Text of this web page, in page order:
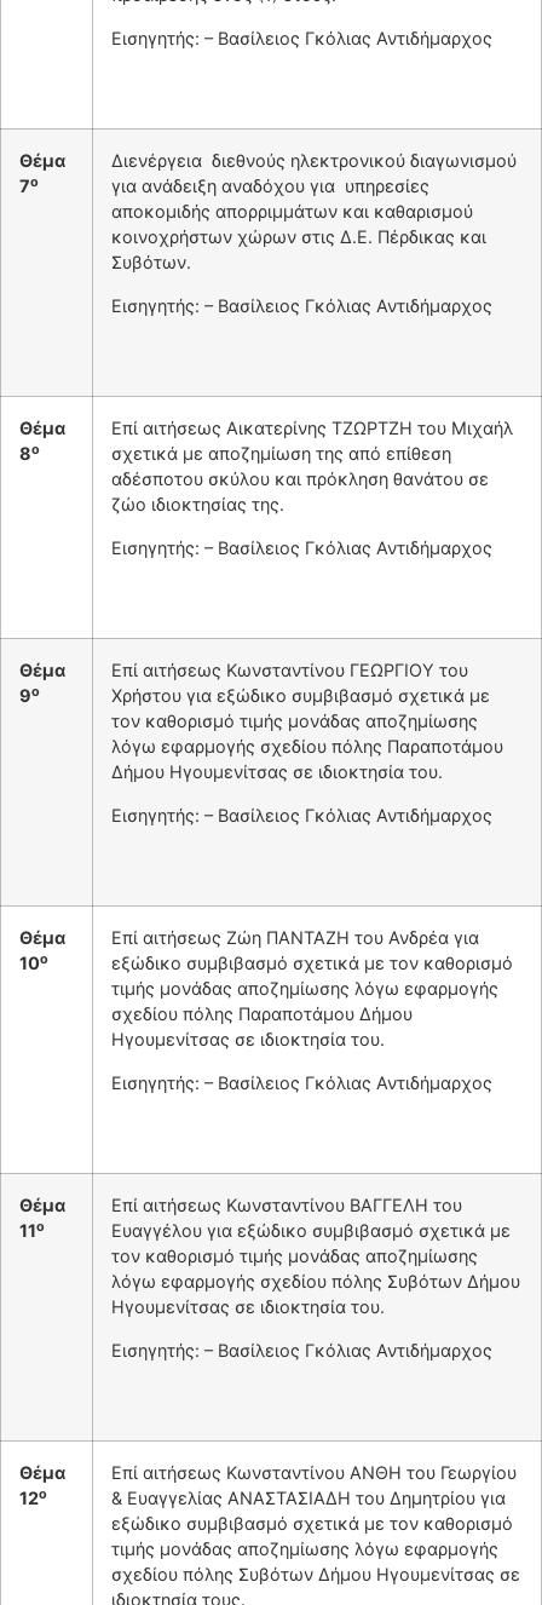
Εισηγητής: – Βασίλειος Γκόλιας Αντιδήμαρχος
Θέμα
7ο
Διενέργεια διεθνούς ηλεκτρονικού διαγωνισμού
για ανάδειξη αναδόχου για υπηρεσίες
αποκομιδής απορριμμάτων και καθαρισμού
κοινοχρήστων χώρων στις Δ.Ε. Πέρδικας και
Συβότων.
Εισηγητής: – Βασίλειος Γκόλιας Αντιδήμαρχος
Θέμα
8ο
Επί αιτήσεως Αικατερίνης ΤΖΩΡΤΖΗ του Μιχαήλ
σχετικά με αποζημίωση της από επίθεση
αδέσποτου σκύλου και πρόκληση θανάτου σε
ζώο ιδιοκτησίας της.
Εισηγητής: – Βασίλειος Γκόλιας Αντιδήμαρχος
Θέμα
9ο
Επί αιτήσεως Κωνσταντίνου ΓΕΩΡΓΙΟΥ του
Χρήστου για εξώδικο συμβιβασμό σχετικά με
τον καθορισμό τιμής μονάδας αποζημίωσης
λόγω εφαρμογής σχεδίου πόλης Παραποτάμου
Δήμου Ηγουμενίτσας σε ιδιοκτησία του.
Εισηγητής: – Βασίλειος Γκόλιας Αντιδήμαρχος
Θέμα
10ο
Επί αιτήσεως Ζώη ΠΑΝΤΑΖΗ του Ανδρέα για
εξώδικο συμβιβασμό σχετικά με τον καθορισμό
τιμής μονάδας αποζημίωσης λόγω εφαρμογής
σχεδίου πόλης Παραποτάμου Δήμου
Ηγουμενίτσας σε ιδιοκτησία του.
Εισηγητής: – Βασίλειος Γκόλιας Αντιδήμαρχος
Θέμα
11ο
Επί αιτήσεως Κωνσταντίνου ΒΑΓΓΕΛΗ του
Ευαγγέλου για εξώδικο συμβιβασμό σχετικά με
τον καθορισμό τιμής μονάδας αποζημίωσης
λόγω εφαρμογής σχεδίου πόλης Συβότων Δήμου
Ηγουμενίτσας σε ιδιοκτησία του.
Εισηγητής: – Βασίλειος Γκόλιας Αντιδήμαρχος
Θέμα
12ο
Επί αιτήσεως Κωνσταντίνου ΑΝΘΗ του Γεωργίου
& Ευαγγελίας ΑΝΑΣΤΑΣΙΑΔΗ του Δημητρίου για
εξώδικο συμβιβασμό σχετικά με τον καθορισμό
τιμής μονάδας αποζημίωσης λόγω εφαρμογής
σχεδίου πόλης Συβότων Δήμου Ηγουμενίτσας σε
ιδιοκτησία τους.